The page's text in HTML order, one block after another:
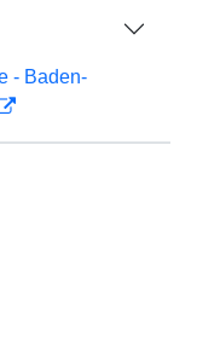
- Baden-